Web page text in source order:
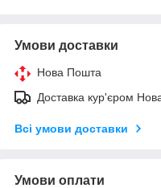
Умови доставки
Нова Пошта
Доставка кур'єром
Всі умови доставки
Умови оплати